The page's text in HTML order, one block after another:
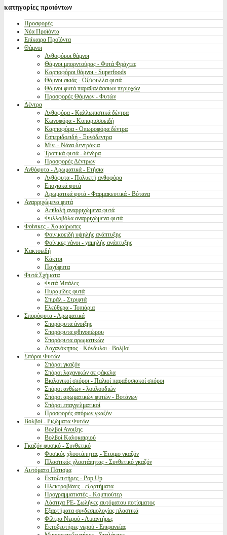
κατηγορίες προιόντων
Προσφορές
Νέα Προϊόντα
Επίκαιρα Προϊόντα
Θάμνοι
Ανθοφόροι θάμνοι
Θάμνοι μπορντούρας - Φυτά Φράχτες
Καρποφόροι θάμνοι - Superfoods
Θάμνοι σκιάς - Οξύφυλλα φυτά
Θάμνοι φυτά παραθαλάσσιων περιοχών
Προσφορές Θάμνων - Φυτών
Δέντρα
Ανθοφόρα - Καλλωπιστικά δέντρα
Κωνοφόρα - Κυπαρισσοειδή
Καρποφόρα - Οπωροφόρα δέντρα
Εσπεριδοειδή - Ξυνόδεντρα
Μίνι - Νάνα δεντράκια
Τροπικά φυτά - δένδρα
Προσφορές Δέντρων
Ανθόφυτα - Αρωματικά - Ετήσια
Ανθόφυτα - Πολυετή ανθοφόρα
Εποχιακά φυτά
Αρωματικά φυτά - Φαρμακευτικά - Βότανα
Αναρριχώμενα φυτά
Αειθαλή αναρριχώμενα φυτά
Φυλλοβόλα αναρριχώμενα φυτά
Φοίνικες - Χαμαίρωπες
Φοινικοειδή υψηλής ανάπτυξης
Φοίνικες νάνοι - χαμηλής ανάπτυξης
Κακτοειδή
Κάκτοι
Παχύφυτα
Φυτά Σχήματα
Φυτά Μπάλες
Πυραμίδες φυτά
Σπιράλ - Στριφτά
Ελεύθερα - Τοπιάρια
Σπορόφυτα - Αρωματικά
Σπορόφυτα άνοιξης
Σπορόφυτα φθινοπώρου
Σπορόφυτα αρωματικών
Λαχανόκηπος - Κόνδυλοι - Βολβοί
Σπόροι Φυτών
Σπόροι γκαζόν
Σπόροι λαχανικών σε φάκελα
Βιολογικοί σπόροι - Παλιοί παραδοσιακοί σπόροι
Σπόροι ανθέων - λουλουδιών
Σπόροι αρωματικών φυτών - Βοτάνων
Σπόροι επαγγελματικοί
Προσφορές σπόρων γκαζόν
Βολβοί - Ριζώματα Φυτών
Βολβοί Ανοιξης
Βολβοί Καλοκαιριού
Γκαζόν φυσικό - Συνθετικό
Φυσικός χλοοτάπητας - Έτοιμο γκαζόν
Πλαστικός χλοοτάπητας - Συνθετικό γκαζόν
Αυτόματο Πότισμα
Εκτοξευτήρες - Pop Up
Ηλεκτροβάνες - εξαρτήματα
Προγραμματιστές - Κομπιούτερ
Λάστιχα PE- Σωλήνες αυτόματου ποτίσματος
Εξαρτήματα συνδεσμολογίας πλαστικά
Φίλτρα Νερού - Λιπαντήρες
Εκτοξευτήρες νερού - Επιφανείας